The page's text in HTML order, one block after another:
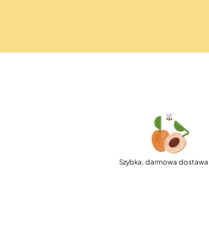
Szybka, darmowa dostawa